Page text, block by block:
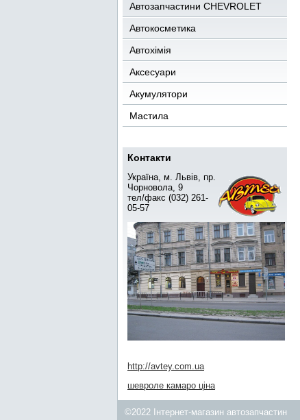
Автозапчастини CHEVROLET
Автокосметика
Автохімія
Аксесуари
Акумулятори
Мастила
Контакти
Україна, м. Львів, пр.
Чорновола, 9
тел/факс (032) 261-
05-57
http://avtey.com.ua
шевроле камаро ціна
©2022 Інтернет-магазин автозапчастин